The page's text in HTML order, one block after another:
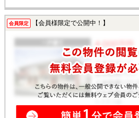
会員限定 【会員様限定で公開中！】